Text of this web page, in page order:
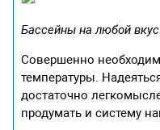
Бассейны на любой вкус
Совершенно
температуры.
достаточно
продумать и систему